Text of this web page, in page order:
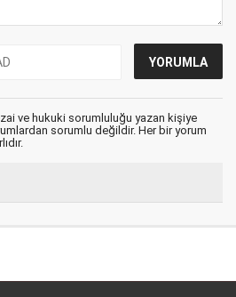
ve hukuki sorumluluğu yazan kişiye
sorumlu değildir. Her bir yorum